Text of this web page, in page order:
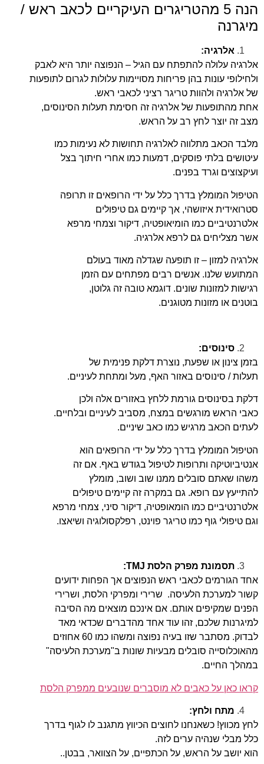
הנה 5 מהטריגרים העיקריים לכאב ראש /
מיגרנה
אלרגיה:
אלרגיה עלולה להתפתח עם הגיל – הנפוצה יותר היא לאבק
ולחילופי עונות בהן פריחות מסויימות עלולות לגרום לתופעות
של אלרגיה ולהוות טריגר רציני לכאבי ראש.
אחת מהתופעות של אלרגיה זה חסימת תעלות הסינוסים,
מצב זה יוצר לחץ רב על הראש.
מלבד הכאב מתלווה לאלרגיה תחושות לא נעימות כמו
עיטושים בלתי פוסקים, דמעות כמו אחרי חיתוך בצל
ועיקצוצים וגרד בפנים.
הטיפול המומלץ בדרך כלל על ידי הרופאים זו תרופה
סטרואידית איזושהי, אך קיימים גם טיפולים
אלטרנטיביים כמו הומיאופטיה, דיקור וצמחי מרפא
אשר מצליחים גם לרפא אלרגיה.
אלרגיה למזון – זו תופעה שגדלה מאוד בעולם
המתועש שלנו. אנשים רבים מפתחים עם הזמן
רגישות למזונות שונים. דוגמא טובה זה גלוטן,
בוטנים או מזונות מטוגנים.
סינוסים:
בזמן צינון או שפעת, נוצרת דלקת פנימית של
תעלות / סינוסים באזור האף, מעל ומתחת לעיניים.
דלקת בסינוסים גורמת ללחץ באזורים אלה ולכן
כאבי הראש מורגשים במצח, מסביב לעיניים ובלחיים.
לעתים הכאב מרגיש כמו כאב שיניים.
הטיפול המומלץ בדרך כלל על ידי הרופאים הוא
אנטיביוטיקה ותרופות לטיפול בגודש באף. אם זה
משהו שאתם סובלים ממנו שוב ושוב, מומלץ
להתייעץ עם רופא. גם במקרה זה קיימים טיפולים
אלטרנטיביים כמו הומאופטיה, דיקור סיני, צמחי מרפא
וגם טיפולי גוף כמו טריגר פוינט, רפלקסולוגיה ושיאצו.
תסמונת מפרק הלסת TMJ:
אחד הגורמים לכאבי ראש הנפוצים אך הפחות ידועים
קשור למערכת הלעיסה. שרירי ומפרקי הלסת, ושרירי
הפנים שמקיפים אותם. אם אינכם מוצאים מה הסיבה
למיגרנות שלכם, זהו עוד אחד מהדברים שכדאי מאד
לבדוק. מסתבר שזו בעיה נפוצה ומשהו כמו 60 אחוזים
מהאוכלוסייה סובלים מבעיות שונות ב"מערכת הלעיסה"
במהלך החיים.
קראו כאן על כאבים לא מוסברים שנובעים ממפרק הלסת
מתח ולחץ:
לחץ מכווץ! כשאנחנו לחוצים הכיווץ מתגנב לו לגוף בדרך
כלל מבלי שנהיה ערים לזה.
הוא יושב על הראש, על הכתפיים, על הצוואר, בבטן..